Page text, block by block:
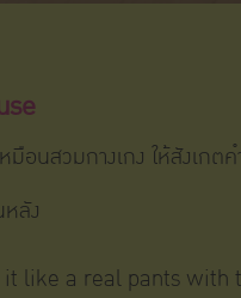
อนสวมกางเกง ให้สังเกตค
ลัง
it like a real pants with